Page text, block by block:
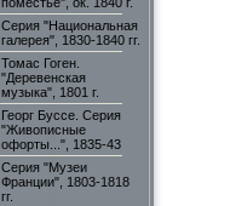
Серия "Национальная
галерея", 1830-1840 гг.
Томас Гоген.
"Деревенская
музыка", 1801 г.
Георг Буссе. Серия
"Живописные
офорты...", 1835-43
Серия "Музеи
Франции", 1803-1818
гг.